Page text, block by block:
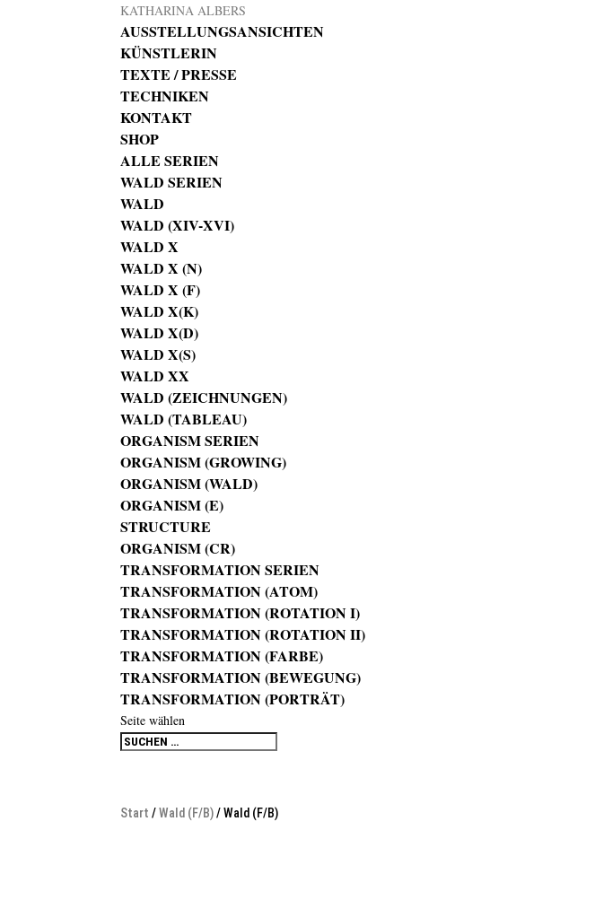
KATHARINA ALBERS
AUSSTELLUNGSANSICHTEN
KÜNSTLERIN
TEXTE / PRESSE
TECHNIKEN
KONTAKT
SHOP
ALLE SERIEN
WALD SERIEN
WALD
WALD (XIV-XVI)
WALD X
WALD X (N)
WALD X (F)
WALD X(K)
WALD X(D)
WALD X(S)
WALD XX
WALD (ZEICHNUNGEN)
WALD (TABLEAU)
ORGANISM SERIEN
ORGANISM (GROWING)
ORGANISM (WALD)
ORGANISM (E)
STRUCTURE
ORGANISM (CR)
TRANSFORMATION SERIEN
TRANSFORMATION (ATOM)
TRANSFORMATION (ROTATION I)
TRANSFORMATION (ROTATION II)
TRANSFORMATION (FARBE)
TRANSFORMATION (BEWEGUNG)
TRANSFORMATION (PORTRÄT)
Seite wählen
Start /Wald (F/B)/ Wald (F/B)